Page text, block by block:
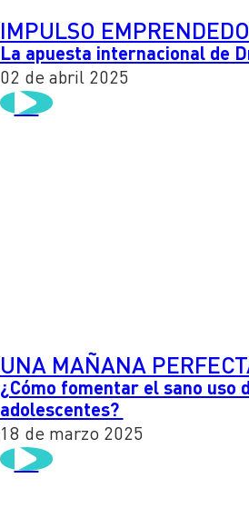
IMPULSO
La apuesta internacional de
02 de abril 2025
UNA MAÑANA
¿Cómo fomentar el sano uso
adolescentes?
18 de marzo 2025